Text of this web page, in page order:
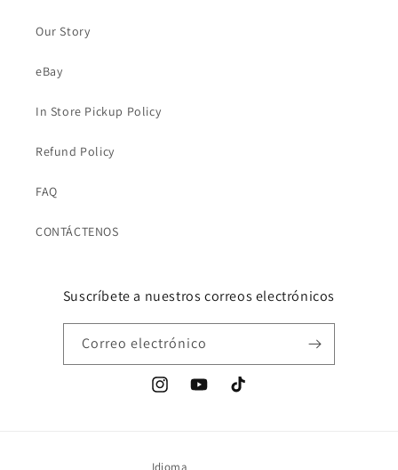
Our Story
eBay
In Store Pickup Policy
Refund Policy
FAQ
CONTÁCTENOS
Suscríbete a nuestros correos electrónicos
Correo electrónico
InstagramYouTubeTikTok
Idioma